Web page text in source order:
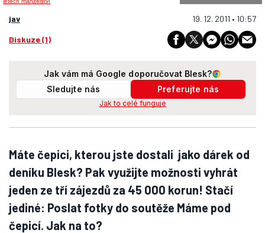
jav 19. 12. 2011 • 10:57
Diskuze (1)
Jak vám má Google doporučovat Blesk?
Sledujte nás
Preferujte nás
Jak to celé funguje
Máte čepici, kterou jste dostali jako dárek od
deníku Blesk? Pak využijte možnosti vyhrát
jeden ze tří zájezdů za 45 000 korun! Stačí
jediné: Poslat fotky do soutěže Máme pod
čepicí. Jak na to?